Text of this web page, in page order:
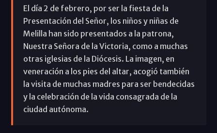
El día 2 de febrero, por ser la fiesta de la
Presentación del Señor, los niños y niñas de
Melilla han sido presentados a la patrona,
Nuestra Señora de la Victoria, como a muchas
otras iglesias de la Diócesis. La imagen, en
veneración a los pies del altar, acogió también
la visita de muchas madres para ser bendecidas
y la celebración de la vida consagrada de la
ciudad autónoma.